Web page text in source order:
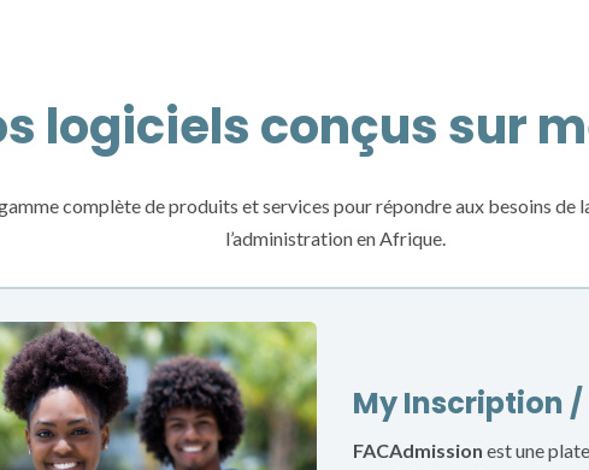
logiciels conçus sur
complète de produits et services pour répondre aux besoins
l’administration en Afrique.
My Inscription
FACAdmission est une